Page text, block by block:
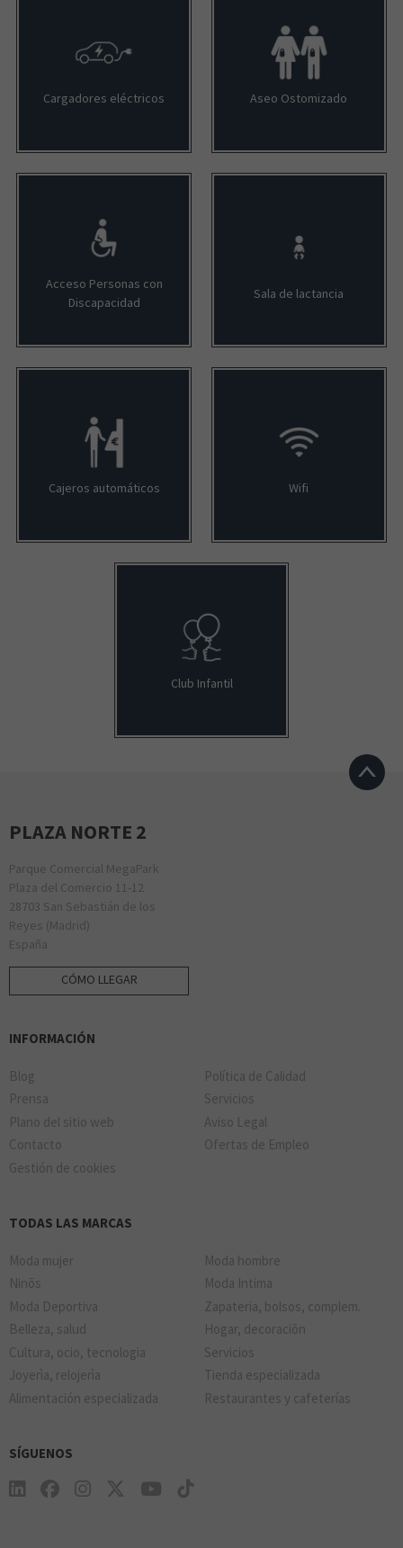
Cargadores eléctricos Aseo Ostomizado
Acceso Personas con
Discapacidad
Sala de lactancia
Cajeros automáticos Wifi
Club Infantil
PLAZA NORTE 2
Parque Comercial MegaPark
Plaza del Comercio 11-12
28703 San Sebastián de los
Reyes (Madrid)
España
CÓMO LLEGAR
INFORMACIÓN
Blog
Política de Calidad
Prensa
Servicios
Plano del sitio web
Aviso Legal
Contacto
Ofertas de Empleo
Gestión de cookies
TODAS LAS MARCAS
Moda mujer
Moda hombre
Ninõs
Moda Intima
Moda Deportiva
Zapateria, bolsos, complem.
Belleza, salud
Hogar, decoraciõn
Cultura, ocio, tecnologia
Servicios
Joyerìa, relojerìa
Tienda especializada
Alimentación especializada
Restaurantes y cafeterías
SÍGUENOS